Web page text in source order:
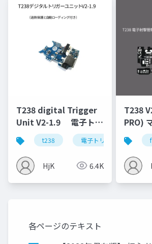
T238 digital Trigger
Unit V2-1.9 電子トリ
ガーT238 Ver2メカボ
ックス用 V1.9 マニ
ュアル
t238 電子トリガー 1.9
HjK 6.4K
T238
PRO)
各ページのテキスト